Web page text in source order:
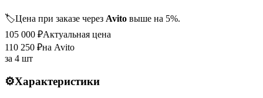
🏷️Цена при заказе через Avito выше на 5%.
105 000 ₽Актуальная цена
110 250 ₽на Avito
за 4 шт
⚙️Характеристики